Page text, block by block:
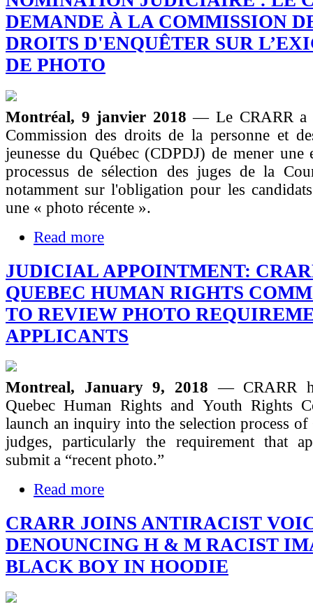
DEMANDE À LA COMMISSION
DROITS D'ENQUÊTER SUR
DE PHOTO
Montréal, 9 janvier 2018— Le CRARR a
Commission des droits de la personne et
jeunesse du Québec (CDPDJ) de mener une
processus de sélection des juges de la
notamment sur l'obligation pour les
une « photo récente ».
Read more
JUDICIAL APPOINTMENT:
QUEBEC HUMAN RIGHTS
TO REVIEW PHOTO
APPLICANTS
Montreal, January 9, 2018— CRARR
Quebec Human Rights and Youth Rights
launch an inquiry into the selection process of
judges, particularly the requirement that
submit a “recent photo.”
Read more
CRARR JOINS ANTIRACIST
DENOUNCING H & M RACIST
BLACK BOY IN HOODIE